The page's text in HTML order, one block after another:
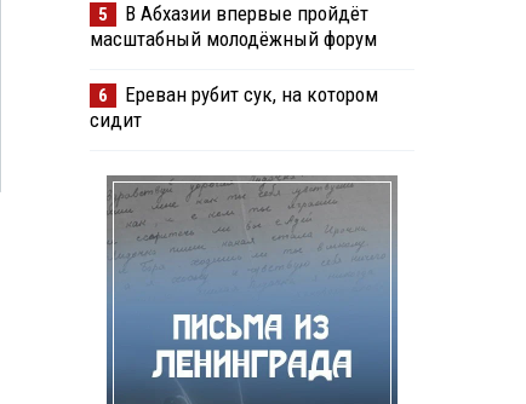
5
В Абхазии впервые пройдёт
масштабный молодёжный форум
6
Ереван рубит сук, на котором
сидит